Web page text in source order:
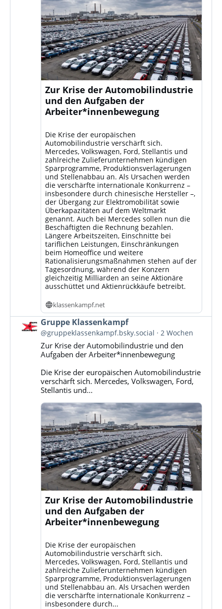
Zur Krise der Automobilindustrie
und den Aufgaben der
Arbeiter*innenbewegung
Die Krise der europäischen
Automobilindustrie verschärft sich.
Mercedes, Volkswagen, Ford, Stellantis und
zahlreiche Zulieferunternehmen kündigen
Sparprogramme, Produktionsverlagerungen
und Stellenabbau an. Als Ursachen werden
die verschärfte internationale Konkurrenz –
insbesondere durch chinesische Hersteller –,
der Übergang zur Elektromobilität sowie
Überkapazitäten auf dem Weltmarkt
genannt. Auch bei Mercedes sollen nun die
Beschäftigten die Rechnung bezahlen.
Längere Arbeitszeiten, Einschnitte bei
tariflichen Leistungen, Einschränkungen
beim Homeoffice und weitere
Rationalisierungsmaßnahmen stehen auf der
Tagesordnung, während der Konzern
gleichzeitig Milliarden an seine Aktionäre
ausschüttet und Aktienrückkäufe betreibt.
klassenkampf.net
Beitrag
von
Gruppe
Klassenkampf
Bluesky
ansehen
Gruppe Klassenkampf
@gruppeklassenkampf.bsky.social 2 Wochen
Zur Krise der Automobilindustrie und den
Aufgaben der Arbeiter*innenbewegung
Die Krise der europäischen Automobilindustrie
verschärft sich. Mercedes, Volkswagen, Ford,
Stellantis und...
Zur Krise der Automobilindustrie
und den Aufgaben der
Arbeiter*innenbewegung
Die Krise der europäischen
Automobilindustrie verschärft sich.
Mercedes, Volkswagen, Ford, Stellantis und
zahlreiche Zulieferunternehmen kündigen
Sparprogramme, Produktionsverlagerungen
und Stellenabbau an. Als Ursachen werden
die verschärfte internationale Konkurrenz –
insbesondere durch...